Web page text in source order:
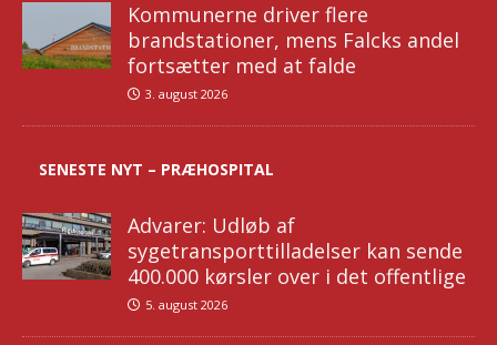
Kommunerne driver flere
brandstationer, mens Falcks andel
fortsætter med at falde
3. august 2026
SENESTE NYT – PRÆHOSPITAL
Advarer: Udløb af
sygetransporttilladelser kan sende
400.000 kørsler over i det offentlige
5. august 2026